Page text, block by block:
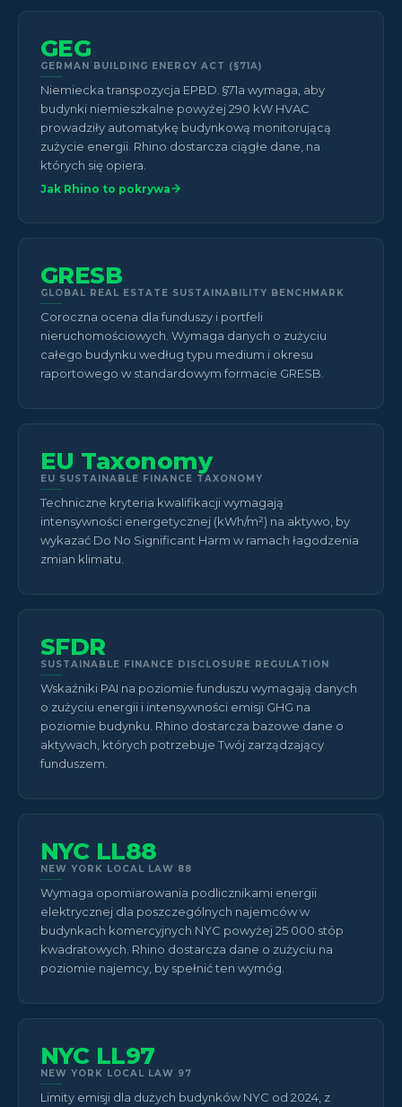
GEG
GERMAN BUILDING ENERGY ACT (§71A)
Niemiecka transpozycja EPBD. §71a wymaga, aby
budynki niemieszkalne powyżej 290 kW HVAC
prowadziły automatykę budynkową monitorującą
zużycie energii. Rhino dostarcza ciągłe dane, na
których się opiera.
Jak Rhino to pokrywa
GRESB
GLOBAL REAL ESTATE SUSTAINABILITY BENCHMARK
Coroczna ocena dla funduszy i portfeli
nieruchomościowych. Wymaga danych o zużyciu
całego budynku według typu medium i okresu
raportowego w standardowym formacie GRESB.
EU Taxonomy
EU SUSTAINABLE FINANCE TAXONOMY
Techniczne kryteria kwalifikacji wymagają
intensywności energetycznej (kWh/m²) na aktywo, by
wykazać Do No Significant Harm w ramach łagodzenia
zmian klimatu.
SFDR
SUSTAINABLE FINANCE DISCLOSURE REGULATION
Wskaźniki PAI na poziomie funduszu wymagają danych
o zużyciu energii i intensywności emisji GHG na
poziomie budynku. Rhino dostarcza bazowe dane o
aktywach, których potrzebuje Twój zarządzający
funduszem.
NYC LL88
NEW YORK LOCAL LAW 88
Wymaga opomiarowania podlicznikami energii
elektrycznej dla poszczególnych najemców w
budynkach komercyjnych NYC powyżej 25 000 stóp
kwadratowych. Rhino dostarcza dane o zużyciu na
poziomie najemcy, by spełnić ten wymóg.
NYC LL97
NEW YORK LOCAL LAW 97
Limity emisji dla dużych budynków NYC od 2024, z